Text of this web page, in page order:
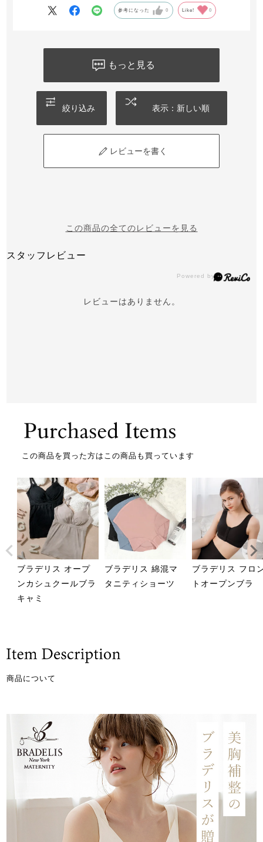
参考になった 0 Like! 0
もっと見る
絞り込み 表示：新しい順
レビューを書く
この商品の全てのレビューを見る
スタッフレビュー
レビューはありません。
この商品を買った方はこの商品も買っています
ブラデリス オープ
ンカシュクールブラ
キャミ
ブラデリス 綿混マ
タニティショーツ
ブラデリス フロ
トオープンブラ
商品について